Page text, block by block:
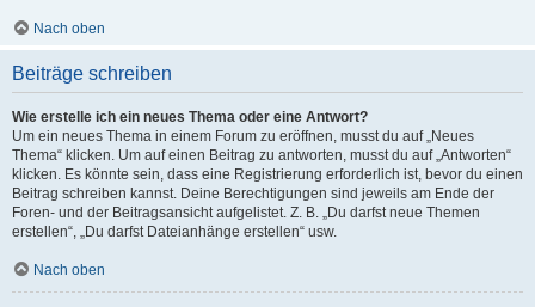
Nach oben
Beiträge schreiben
Wie erstelle ich ein neues Thema oder eine Antwort?
Um ein neues Thema in einem Forum zu eröffnen, musst du auf „Neues
Thema“ klicken. Um auf einen Beitrag zu antworten, musst du auf „Antworten“
klicken. Es könnte sein, dass eine Registrierung erforderlich ist, bevor du einen
Beitrag schreiben kannst. Deine Berechtigungen sind jeweils am Ende der
Foren- und der Beitragsansicht aufgelistet. Z. B. „Du darfst neue Themen
erstellen“, „Du darfst Dateianhänge erstellen“ usw.
Nach oben